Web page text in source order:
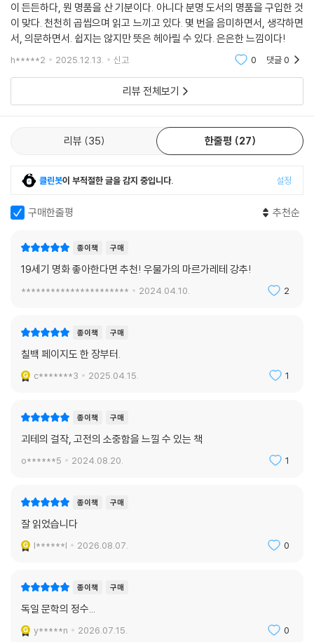
순투성이 현실에서 노력하다가 실패하기를 반복하는 평범한 사람이라도
좌절하지 않고 진정한 자기실현의 길로 나아갈 수 있다고 우리를 격려한
다.
한 점 한 점이 예술품인 거장들의 명화,
괴테가 직접 그린 희귀본 일러스트,
나무와 숲을 함께 보여주는 각주와 해제 수록
“인간에게는 눈으로 본 것을 말로 표현하려는 욕망이 있다. 하지만 다른 사
등장한 인물을 눈앞에 보여주는 화가를 우리는 환영한다.” _괴테
『파우스트』 제1부가 출간되었을 때만 해도 그 내용을 그림으로 표현하는
댕겼고, 단순한 장식 기능을 가진 삽화를 뛰어넘어 그 자체로 예술품인 그
게 “나도 미처 몰랐던 것을 발견하게 해주었다”라는 격찬을 받았다. 현대
지성 클래식의 『파우스트』 제1부에는 들라크루아를 비롯해 제임스 티소,
독창적인 화법으로 재해석한 컬러 명화를 수록했다. 제2부에는 난해한 내
명화는 감성과 상상력을 자극하면서 연극을 관람하듯 작품을 입체적으로
감상하게 한다. 또한 괴테가 직접 그린 지령의 모습과 무대 장면은 작가의
에는 괴테의 발자취를 돌아볼 수 있는 시각 자료를 수록했다.
『파우스트』는 희곡이면서 분량이 방대하다 보니 줄거리를 단박에 파악하
기 어렵다. 한달음에 다 읽기도 어렵거니와 잠시 내려놓았다가 다시 펼치
비해 널리 알려지지 않았고, 문학을 전문적으로 공부한 사람들에게도 낯선
상세한 줄거리를 덧붙였다. 또한 원뜻을 왜곡하거나 중요한 내용을 그냥
지나치지 않도록 537개의 친절한 각주를 달았다. 이를 통해 독자들은 그
게 완독하는 기쁨을 누릴 수 있을 것이다.
이 든든하다, 뭔 명품을 산 기분이다. 아니다 분명 도서의 명품을 구입한 것
이 맞다. 천천히 곱씹으며 읽고 느끼고 있다. 몇 번을 음미하면서, 생각하면
서, 의문하면서. 쉽지는 않지만 뜻은 헤아릴 수 있다. 은은한 느낌이다!
h*****2 2025.12.13. 신고 0 댓글0
리뷰 전체보기
리뷰 35 한줄평 27
클린봇이 부적절한 글을 감지 중입니다. 설정
구매한줄평 추천순
종이책 구매
19세기 명화 좋아한다면 추천! 우물가의 마르가레테 강추!
********************** 2024.04.10. 2
종이책 구매
칠백 페이지도 한 장부터.
c*******3 2025.04.15. 1
종이책 구매
괴테의 걸작, 고전의 소중함을 느낄 수 있는 책
o******5 2024.08.20. 1
종이책 구매
잘 읽었습니다
l******l 2026.08.07. 0
종이책 구매
독일 문학의 정수...
y*****n 2026.07.15. 0